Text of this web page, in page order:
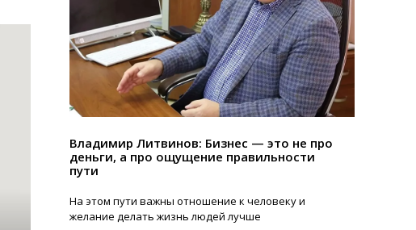
Владимир Литвинов: Бизнес — это не про
деньги, а про ощущение правильности
пути
На этом пути важны отношение к человеку и
желание делать жизнь людей лучше